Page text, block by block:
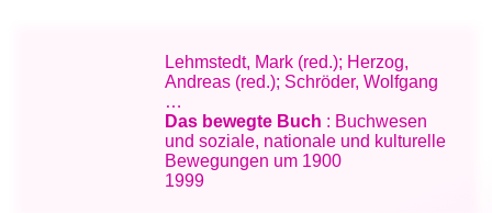
Lehmstedt, Mark (red.); Herzog,
Andreas (red.); Schröder, Wolfgang
…
Das bewegte Buch : Buchwesen
und soziale, nationale und kulturelle
Bewegungen um 1900
1999